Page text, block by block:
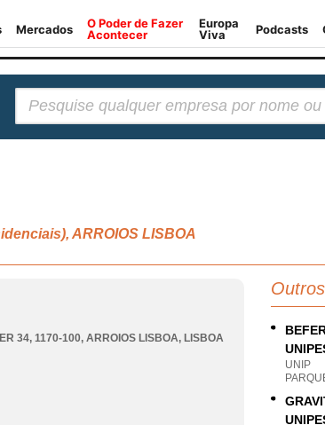
ARROIOS LISBOA
34, 1170-100, ARROIOS LISBOA, LISBOA
UNIP